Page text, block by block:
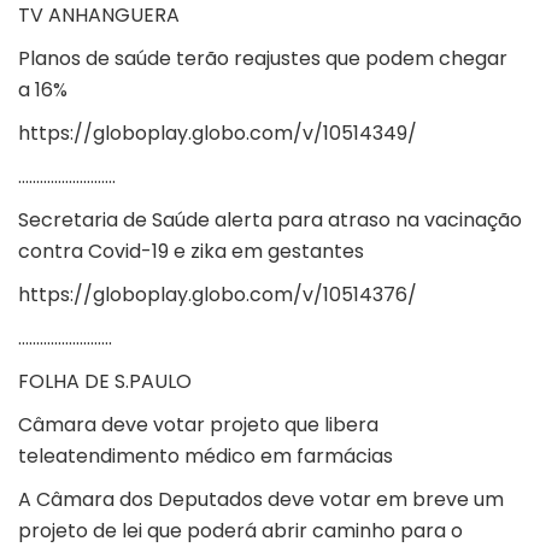
TV ANHANGUERA
Planos de saúde terão reajustes que podem chegar
a 16%
https://globoplay.globo.com/v/10514349/
………………………
Secretaria de Saúde alerta para atraso na vacinação
contra Covid-19 e zika em gestantes
https://globoplay.globo.com/v/10514376/
……………………..
FOLHA DE S.PAULO
Câmara deve votar projeto que libera
teleatendimento médico em farmácias
A Câmara dos Deputados deve votar em breve um
projeto de lei que poderá abrir caminho para o